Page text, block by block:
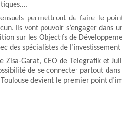
permettront de faire le
Ils vont pouvoir s’engager dans
sur les Objectifs de
des spécialistes de
Zisa-Garat, CEO de Telegrafik et
de se connecter partout
Toulouse devient le premier point